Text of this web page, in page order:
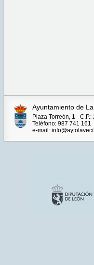
Ayuntamiento de
Plaza Torreón, 1 -
Teléfono: 987 741 161
e-mail: